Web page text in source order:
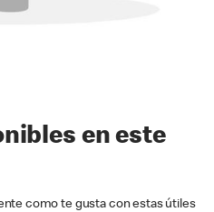
en este
como te gusta con estas útiles